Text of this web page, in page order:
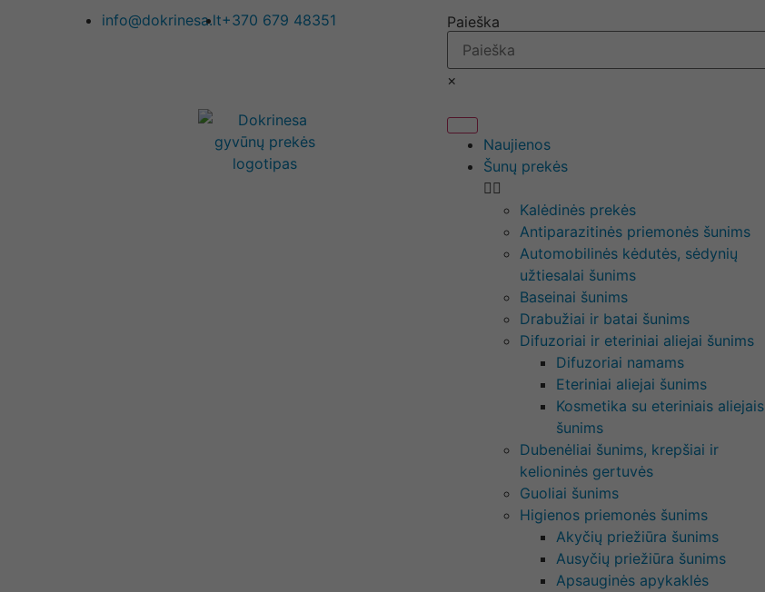
info@dokrinesa.lt+370 679 48351 Paieška
×
Naujienos
Šunų prekės
Kalėdinės prekės
Antiparazitinės priemonės šunims
Automobilinės kėdutės, sėdynių
užtiesalai šunims
Baseinai šunims
Drabužiai ir batai šunims
Difuzoriai ir eteriniai aliejai šunims
Difuzoriai namams
Eteriniai aliejai šunims
Kosmetika su eteriniais aliejais
šunims
Dubenėliai šunims, krepšiai ir
kelioninės gertuvės
Guoliai šunims
Higienos priemonės šunims
Akyčių priežiūra šunims
Ausyčių priežiūra šunims
Apsauginės apykaklės